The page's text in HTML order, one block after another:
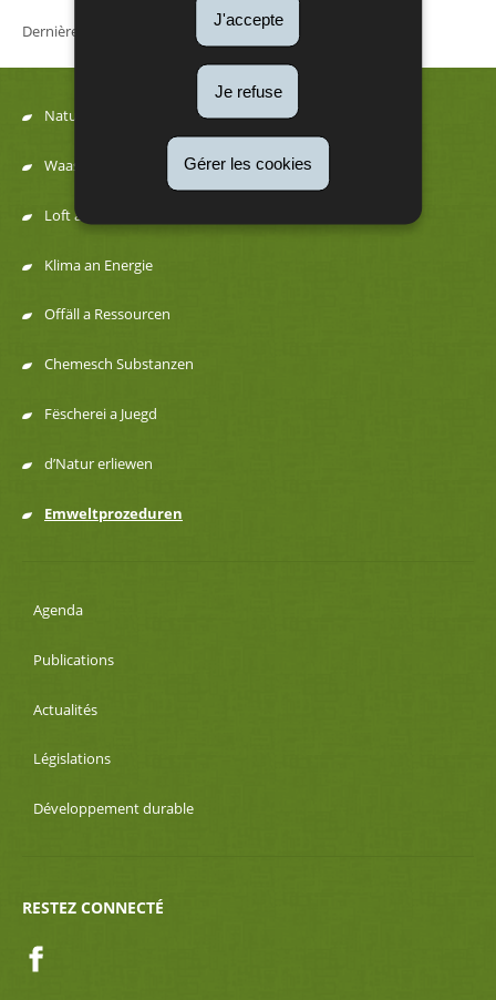
J'accepte
Je refuse
Gérer les cookies
Dernière mise à jour 22/03/2023
Menu
de
navigation
Natur
Waasser
Loft a Kaméidi
Klima an Energie
Offäll a Ressourcen
Chemesch Substanzen
Fëscherei a Juegd
d’Natur erliewen
Emweltprozeduren
Agenda
Publications
Actualités
Législations
Développement durable
RESTEZ CONNECTÉ